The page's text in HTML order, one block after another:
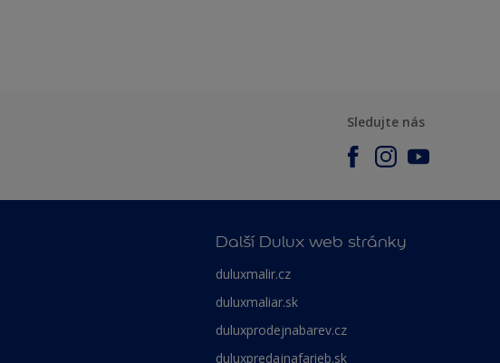
Sledujte nás
Další Dulux web stránky
duluxmalir.cz
duluxmaliar.sk
duluxprodejnabarev.cz
duluxpredajnafarieb.sk